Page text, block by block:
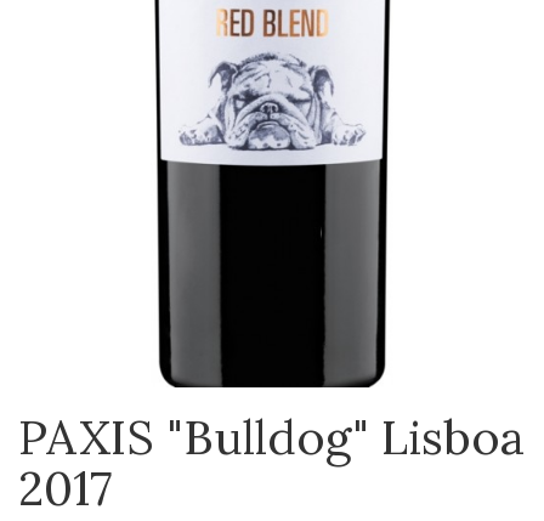
PAXIS "Bulldog" Lisboa
2017